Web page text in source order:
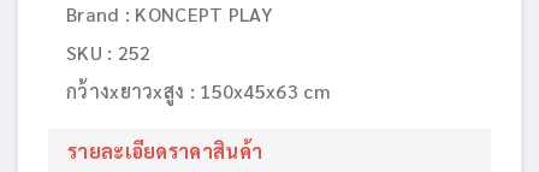
Brand : KONCEPT PLAY
SKU : 252
กว้างxยาวxสูง : 150x45x63 cm
รายละเอียดราคาสินค้า